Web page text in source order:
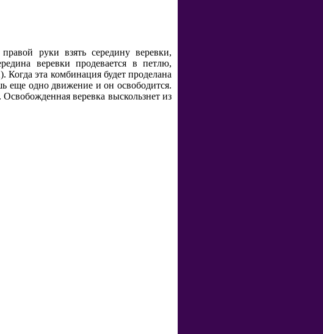
руки взять середину веревки,
веревки продевается в петлю,
эта комбинация будет проделана
еще одно движение и он освободится.
веревка выскользнет из